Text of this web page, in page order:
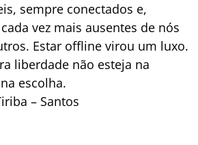
sempre conectados e,
vez mais ausentes de nós
Estar offline virou um luxo.
liberdade não esteja na
escolha.
– Santos